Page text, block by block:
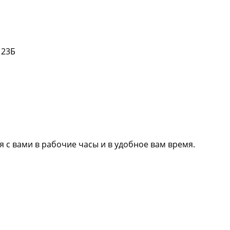
вами в рабочие часы и в удобное вам время.